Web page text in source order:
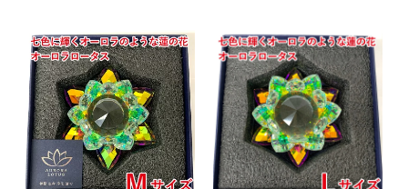
老の日 ラッキーアイテム
の日 ラッキーアイテム